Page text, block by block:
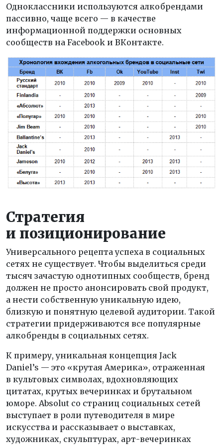
Одноклассники используются алкобрендами
пассивно, чаще всего — в качестве
информационной поддержки основных
сообществ на Facebook и ВКонтакте.
Стратегия
и позиционирование
Универсального рецепта успеха в социальных
сетях не существует. Чтобы выделиться среди
тысяч зачастую однотипных сообществ, бренд
должен не просто анонсировать свой продукт,
а нести собственную уникальную идею,
близкую и понятную целевой аудитории. Такой
стратегии придерживаются все популярные
алкобренды в социальных сетях.
К примеру, уникальная концепция Jack
Daniel’s — это «крутая Америка», отраженная
в культовых символах, вдохновляющих
цитатах, крутых вечеринках и брутальном
юморе. Absolut со страниц социальных сетей
выступает в роли путеводителя в мире
искусства и рассказывает о выставках,
художниках, скульптурах, арт-вечеринках